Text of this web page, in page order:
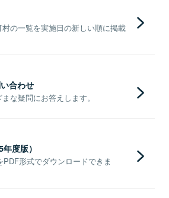
の一覧を実施日の新しい順に掲載
合わせ
な疑問にお答えします。
度版）
形式でダウンロードできま